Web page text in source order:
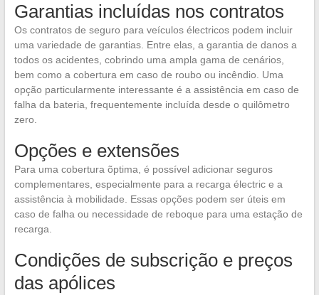
Garantias incluídas nos contratos
Os contratos de seguro para veículos électricos podem incluir
uma variedade de garantias. Entre elas, a garantia de danos a
todos os acidentes, cobrindo uma ampla gama de cenários,
bem como a cobertura em caso de roubo ou incêndio. Uma
opção particularmente interessante é a assistência em caso de
falha da bateria, frequentemente incluída desde o quilômetro
zero.
Opções e extensões
Para uma cobertura õptima, é possível adicionar seguros
complementares, especialmente para a recarga électric e a
assistência à mobilidade. Essas opções podem ser úteis em
caso de falha ou necessidade de reboque para uma estação de
recarga.
Condições de subscrição e preços
das apólices